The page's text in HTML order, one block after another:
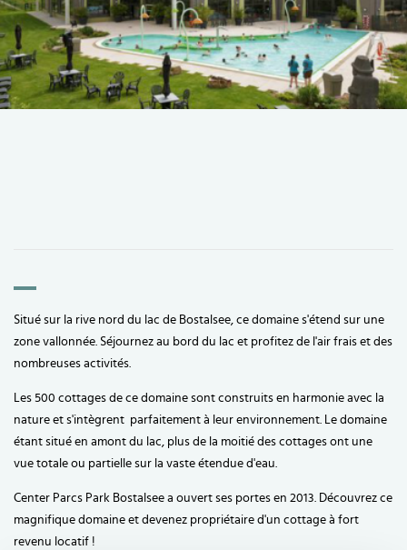
Situé sur la rive nord du lac de Bostalsee, ce domaine s'étend sur une
zone vallonnée. Séjournez au bord du lac et profitez de l'air frais et des
nombreuses activités.
Les 500 cottages de ce domaine sont construits en harmonie avec la
nature et s'intègrent parfaitement à leur environnement. Le domaine
étant situé en amont du lac, plus de la moitié des cottages ont une
vue totale ou partielle sur la vaste étendue d'eau.
Center Parcs Park Bostalsee a ouvert ses portes en 2013. Découvrez ce
magnifique domaine et devenez propriétaire d'un cottage à fort
revenu locatif !